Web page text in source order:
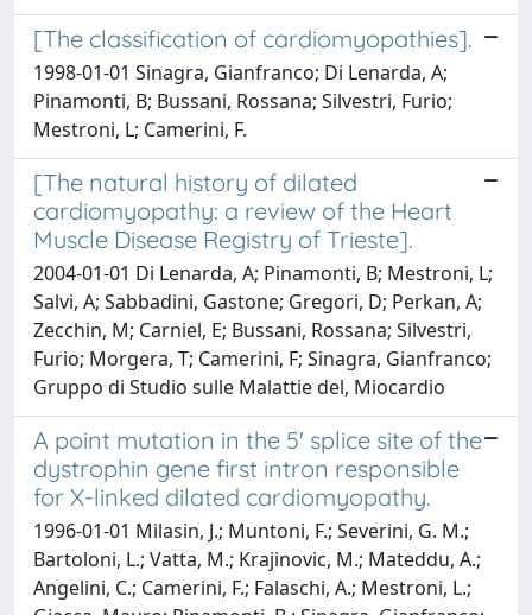
[The classification of cardiomyopathies].
1998-01-01 Sinagra, Gianfranco; Di Lenarda, A;
Pinamonti, B; Bussani, Rossana; Silvestri, Furio;
Mestroni, L; Camerini, F.
[The natural history of dilated
cardiomyopathy: a review of the Heart
Muscle Disease Registry of Trieste].
2004-01-01 Di Lenarda, A; Pinamonti, B; Mestroni, L;
Salvi, A; Sabbadini, Gastone; Gregori, D; Perkan, A;
Zecchin, M; Carniel, E; Bussani, Rossana; Silvestri,
Furio; Morgera, T; Camerini, F; Sinagra, Gianfranco;
Gruppo di Studio sulle Malattie del, Miocardio
A point mutation in the 5' splice site of the
dystrophin gene first intron responsible
for X-linked dilated cardiomyopathy.
1996-01-01 Milasin, J.; Muntoni, F.; Severini, G. M.;
Bartoloni, L.; Vatta, M.; Krajinovic, M.; Mateddu, A.;
Angelini, C.; Camerini, F.; Falaschi, A.; Mestroni, L.;